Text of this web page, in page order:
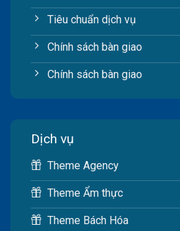
Tiêu chuẩn dịch vụ
Chính sách bàn giao
Chính sách bàn giao
Dịch vụ
Theme Agency
Theme Ẩm thực
Theme Bách Hóa